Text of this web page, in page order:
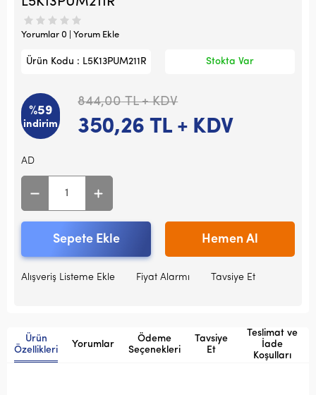
Yorumlar 0 | Yorum Ekle
Ürün Kodu : L5K13PUM211R Stokta Var
%59
indirim
844,00TL + KDV
350,26 TL + KDV
AD
Sepete Ekle Hemen Al
Alışveriş Listeme Ekle Fiyat Alarmı Tavsiye Et
Ürün
Özellikleri
Yorumlar
Ödeme
Seçenekleri
Tavsiye
Et
Teslimat ve
İade
Koşulları